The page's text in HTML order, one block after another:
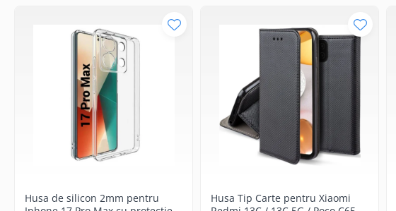
Baterii Externe / Powerbank
Casti / Headset
Componente Reconditionare Ecran
Folii Protectie
Husa de silicon 2mm pentru
Husa Tip Carte pentru Xiaomi